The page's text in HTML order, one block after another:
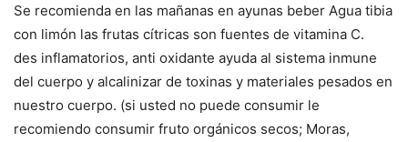
Se recomienda en las mañanas en ayunas beber Agua tibia
con limón las frutas cítricas son fuentes de vitamina C.
des inflamatorios, anti oxidante ayuda al sistema inmune
del cuerpo y alcalinizar de toxinas y materiales pesados en
nuestro cuerpo. (si usted no puede consumir le
recomiendo consumir fruto orgánicos secos; Moras,